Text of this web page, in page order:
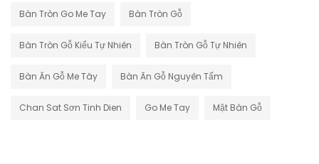
Bàn Tròn Go Me Tay Bàn Tròn Gỗ
Bàn Tròn Gỗ Kiểu Tự Nhiên Bàn Tròn Gỗ Tự Nhiên
Bàn Ăn Gỗ Me Tây Bàn Ăn Gỗ Nguyên Tấm
Chan Sat Sơn Tinh Dien Go Me Tay Mặt Bàn Gỗ